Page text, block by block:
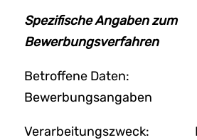
Spezifische Angaben zum
Bewerbungsverfahren
Betroffene Daten:
Bewerbungsangaben
Verarbeitungszweck: